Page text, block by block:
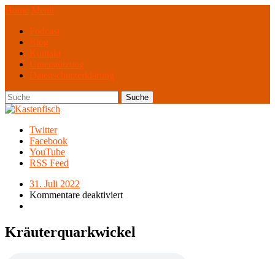
Home Menü
Podcast
Blog
Kontakt
Unterstützung
Datenschutzerklärung
Twitter
Facebook
YouTube
RSS Feed
31. Juli 2022
Kommentare deaktiviert
Kräuterquarkwickel